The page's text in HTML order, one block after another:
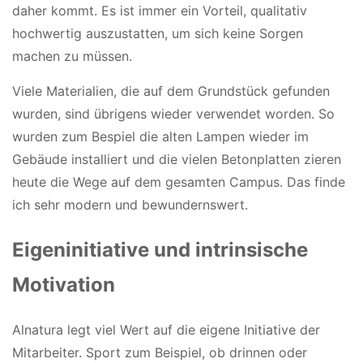
daher kommt. Es ist immer ein Vorteil, qualitativ
hochwertig auszustatten, um sich keine Sorgen
machen zu müssen.
Viele Materialien, die auf dem Grundstück gefunden
wurden, sind übrigens wieder verwendet worden. So
wurden zum Bespiel die alten Lampen wieder im
Gebäude installiert und die vielen Betonplatten zieren
heute die Wege auf dem gesamten Campus. Das finde
ich sehr modern und bewundernswert.
Eigeninitiative und intrinsische
Motivation
Alnatura legt viel Wert auf die eigene Initiative der
Mitarbeiter. Sport zum Beispiel, ob drinnen oder